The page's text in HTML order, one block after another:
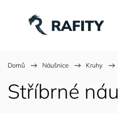
Domů / Náušnice / Kruhy /
Stříbrné